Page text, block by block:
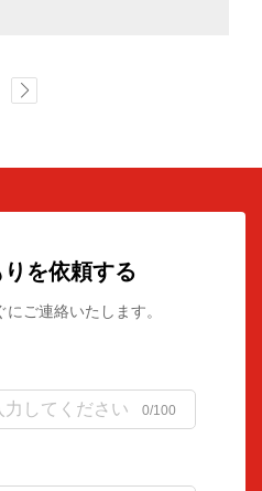
を依頼する
ご連絡いたします。
0/100